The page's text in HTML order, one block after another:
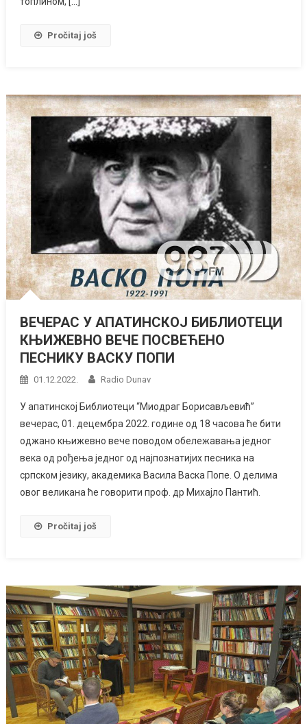
Pročitaj još
ВЕЧЕРАС У АПАТИНСКОЈ БИБЛИОТЕЦИ
КЊИЖЕВНО ВЕЧЕ ПОСВЕЋЕНО
ПЕСНИКУ ВАСКУ ПОПИ
01.12.2022. Radio Dunav
У апатинској Библиотеци “Миодраг Борисављевић”
вечерас, 01. децембра 2022. године од 18 часова ће бити
оджано књижевно вече поводом обележавања једног
века од рођења једног од најпознатијих песника на
српском језику, академика Васила Васка Попе. О делима
овог великана ће говорити проф. др Михајло Пантић.
Pročitaj još